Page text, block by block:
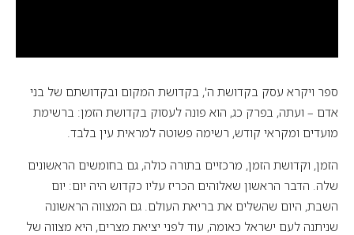
ספר ויקרא עסק בקדושת ה', בקדושת המקום ובקדושתם של בני
אדם – ועתה, בפרק כג, הוא פונה לעסוק בקדושת הזמן: ברשימת
מועדים ומקראי קודש, רשימה פשוטה למראית עין בלבד.
הזמן, וקדושת הזמן, מרכזיים בתורה כולה, גם בחומשים הראשונים
שלה. הדבר הראשון שאלוהים הכריז עליו כקדוש היה יום: יום
השבת, היום שהשלים את בריאת העולם. גם המצווה הראשונה
שניתנה לעם ישראל כאומה, עוד לפני יציאת מצרים, היא מצווה של